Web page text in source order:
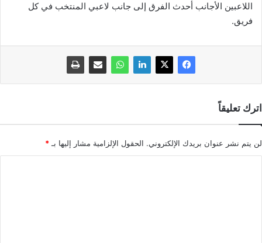
اللاعبين الأجانب أحدث الفرق إلى جانب لاعبي المنتخب في كل
فريق.
اترك تعليقاً
لن يتم نشر عنوان بريدك الإلكتروني. الحقول الإلزامية مشار إليها بـ*